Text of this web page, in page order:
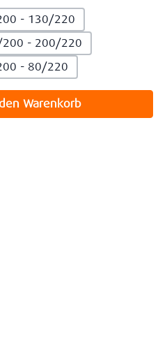
- 130/220
- 200/220
- 80/220
Wert
Warenkorb